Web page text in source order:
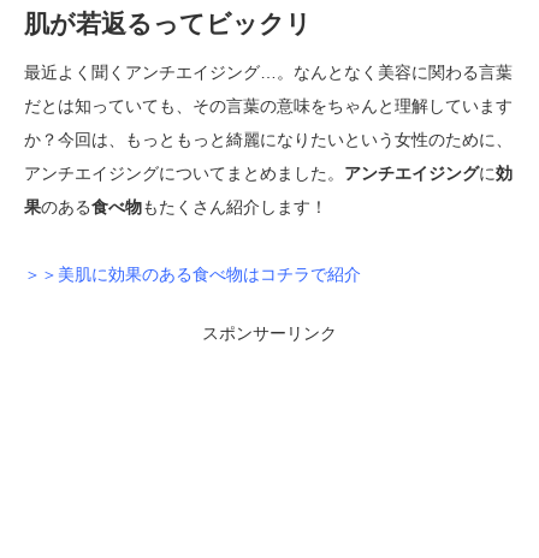
肌が若返るってビックリ
最近よく聞くアンチエイジング…。なんとなく美容に関わる言葉
だとは知っていても、その言葉の意味をちゃんと理解しています
か？今回は、もっともっと綺麗になりたいという女性のために、
アンチエイジングについてまとめました。 アンチエイジングに効
果のある食べ物もたくさん紹介します！
＞＞美肌に効果のある食べ物はコチラで紹介
スポンサーリンク